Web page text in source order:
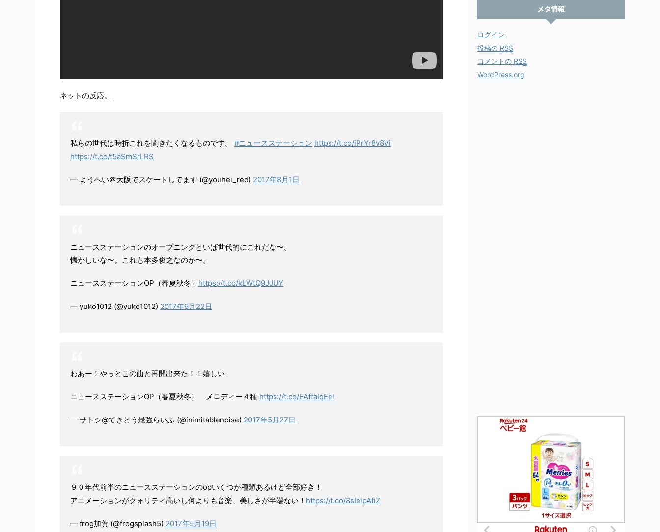
ネットの反応。
私らの世代は時折これを聞きたくなるものです。 #ニュースステーション https://t.co/iPrYr8v8Vi
https://t.co/t5aSmSrLRS
— ようへい＠大阪でスケートしてます (@youhei_red) 2017年8月1日
ニュースステーションのオープニングといば世代的にこれだな〜。
懐かしいな〜。これも本多俊之なのか〜。
ニュースステーションOP（春夏秋冬） https://t.co/kLWtQ9JJUY
— yuko1012 (@yuko1012) 2017年6月22日
わあー！やっとこの曲と再開出来た！！嬉しい
ニュースステーションOP（春夏秋冬） メロディー４種 https://t.co/EAffaIqEel
— サトシ@てきとう最強らいふ (@inimitablenoise) 2017年5月27日
９０年代前半のニュースステーションのopいくつか種類あるけど全部好き！
アニメーションがクォリティ高いし何よりも音楽、美しさが半端ない！ https://t.co/8sIeipAfiZ
— frog加賀 (@frogsplash5) 2017年5月19日
メタ情報
ログイン
投稿の RSS
コメントの RSS
WordPress.org